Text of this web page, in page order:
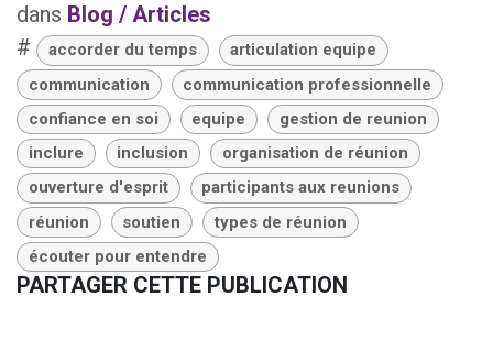
dans Blog / Articles
#
accorder du temps
articulation equipe
communication
communication professionnelle
confiance en soi
equipe
gestion de reunion
inclure
inclusion
organisation de réunion
ouverture d'esprit
participants aux reunions
réunion
soutien
types de réunion
écouter pour entendre
PARTAGER CETTE PUBLICATION